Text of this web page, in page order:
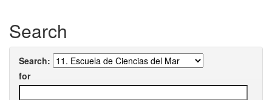
Search
Search:
for